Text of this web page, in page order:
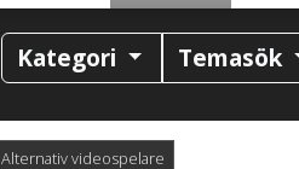
Kategori Temasök
Alternativ videospelare